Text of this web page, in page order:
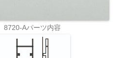
8720-Aパーツ内容